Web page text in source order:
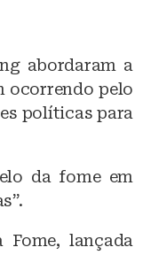
abordaram a
ocorrendo pelo
políticas para
da fome em
lançada